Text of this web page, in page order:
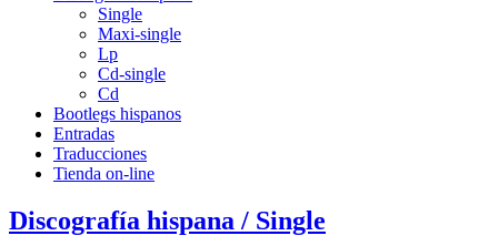
Single
Maxi-single
Lp
Cd-single
Cd
Bootlegs hispanos
Entradas
Traducciones
Tienda on-line
Discografía hispana / Single